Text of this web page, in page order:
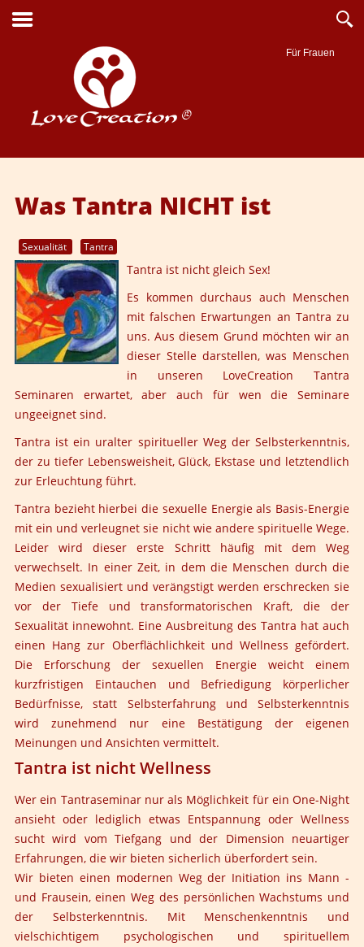
Für Frauen
Suche
Was Tantra NICHT ist
Sexualität Tantra
Tantra ist nicht gleich Sex!
Es kommen durchaus auch Menschen
mit falschen Erwartungen an Tantra zu
uns. Aus diesem Grund möchten wir an
dieser Stelle darstellen, was Menschen
in unseren LoveCreation Tantra
Seminaren erwartet, aber auch für wen die Seminare
ungeeignet sind.
Tantra ist ein uralter spiritueller Weg der Selbsterkenntnis,
der zu tiefer Lebensweisheit, Glück, Ekstase und letztendlich
zur Erleuchtung führt.
Tantra bezieht hierbei die sexuelle Energie als Basis-Energie
mit ein und verleugnet sie nicht wie andere spirituelle Wege.
Leider wird dieser erste Schritt häufig mit dem Weg
verwechselt. In einer Zeit, in dem die Menschen durch die
Medien sexualisiert und verängstigt werden erschrecken sie
vor der Tiefe und transformatorischen Kraft, die der
Sexualität innewohnt. Eine Ausbreitung des Tantra hat auch
einen Hang zur Oberflächlichkeit und Wellness gefördert.
Die Erforschung der sexuellen Energie weicht einem
kurzfristigen Eintauchen und Befriedigung körperlicher
Bedürfnisse, statt Selbsterfahrung und Selbsterkenntnis
wird zunehmend nur eine Bestätigung der eigenen
Meinungen und Ansichten vermittelt.
Tantra ist nicht Wellness
Wer ein Tantraseminar nur als Möglichkeit für ein One-Night
ansieht oder lediglich etwas Entspannung oder Wellness
sucht wird vom Tiefgang und der Dimension neuartiger
Erfahrungen, die wir bieten sicherlich überfordert sein.
Wir bieten einen modernen Weg der Initiation ins Mann -
und Frausein, einen Weg des persönlichen Wachstums und
der Selbsterkenntnis. Mit Menschenkenntnis und
vielschichtigem psychologischen und spirituellem